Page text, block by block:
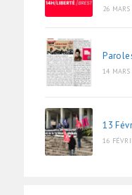
26 MARS
14 MARS
13
16